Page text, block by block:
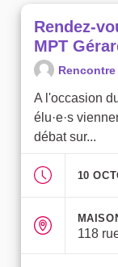
Rendez-
MPT
A l'occasion
élu·e·s
débat sur...
10
118